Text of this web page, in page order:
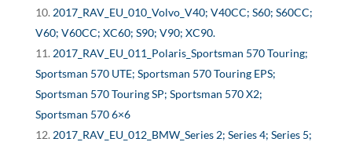
2017_RAV_EU_010_Volvo_V40; V40CC; S60; S60CC;
V60; V60CC; XC60; S90; V90; XC90.
2017_RAV_EU_011_Polaris_Sportsman 570 Touring;
Sportsman 570 UTE; Sportsman 570 Touring EPS;
Sportsman 570 Touring SP; Sportsman 570 X2;
Sportsman 570 6×6
2017_RAV_EU_012_BMW_Series 2; Series 4; Series 5;